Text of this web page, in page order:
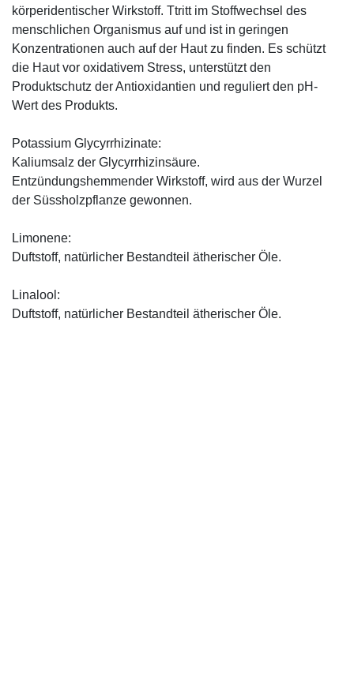
körperidentischer Wirkstoff. Ttritt im Stoffwechsel des
menschlichen Organismus auf und ist in geringen
Konzentrationen auch auf der Haut zu finden. Es schützt
die Haut vor oxidativem Stress, unterstützt den
Produktschutz der Antioxidantien und reguliert den pH-
Wert des Produkts.
Potassium Glycyrrhizinate:
Kaliumsalz der Glycyrrhizinsäure.
Entzündungshemmender Wirkstoff, wird aus der Wurzel
der Süssholzpflanze gewonnen.
Limonene:
Duftstoff, natürlicher Bestandteil ätherischer Öle.
Linalool:
Duftstoff, natürlicher Bestandteil ätherischer Öle.